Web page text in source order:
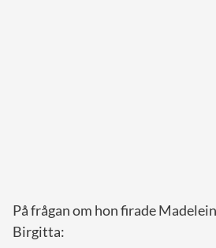
På frågan om hon firade
Birgitta: